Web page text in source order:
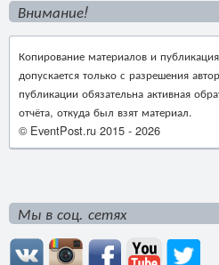
Внимание!
Копирование материалов и
допускается только с разрешения
публикации обязательна активная
отчёта, откуда был взят материал.
© EventPost.ru 2015 - 2026
Мы в соц. сетях